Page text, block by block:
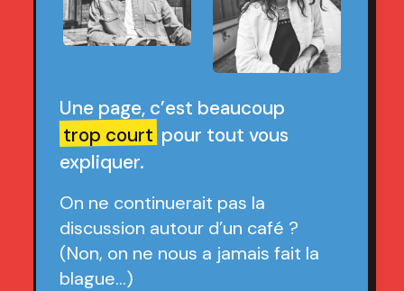
Une page, c’est beaucoup
trop courtpour tout vous
expliquer.
On ne continuerait pas la
discussion autour d’un café ?
(Non, on ne nous a jamais fait la
blague…)